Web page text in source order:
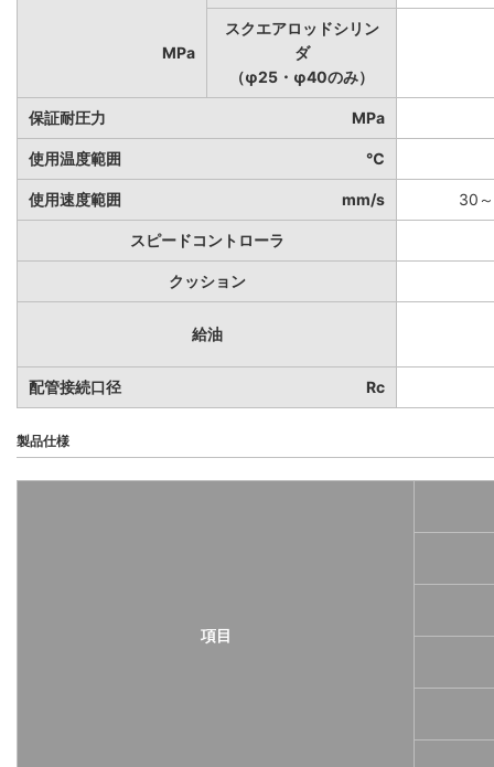
MPa
スクエアロッドシリン
ダ
（φ25・φ40のみ）
保証耐圧力 MPa
使用温度範囲 ℃
使用速度範囲 mm/s 30
スピードコントローラ
クッション
給油
配管接続口径 Rc
製品仕様
項目